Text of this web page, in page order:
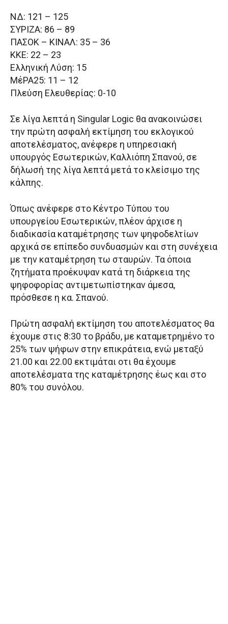
ΝΔ: 121 – 125
ΣΥΡΙΖΑ: 86 – 89
ΠΑΣΟΚ – ΚΙΝΑΛ: 35 – 36
ΚΚΕ: 22 – 23
Ελληνική Λύση: 15
ΜέΡΑ25: 11 – 12
Πλεύση Ελευθερίας: 0-10
Σε λίγα λεπτά η Singular Logic θα ανακοινώσει
την πρώτη ασφαλή εκτίμηση του εκλογικού
αποτελέσματος, ανέφερε η υπηρεσιακή
υπουργός Εσωτερικών, Καλλιόπη Σπανού, σε
δήλωσή της λίγα λεπτά μετά το κλείσιμο της
κάλπης.
Όπως ανέφερε στο Κέντρο Τύπου του
υπουργείου Εσωτερικών, πλέον άρχισε η
διαδικασία καταμέτρησης των ψηφοδελτίων
αρχικά σε επίπεδο συνδυασμών και στη συνέχεια
με την καταμέτρηση τω σταυρών. Τα όποια
ζητήματα προέκυψαν κατά τη διάρκεια της
ψηφοφορίας αντιμετωπίστηκαν άμεσα,
πρόσθεσε η κα. Σπανού.
Πρώτη ασφαλή εκτίμηση του αποτελέσματος θα
έχουμε στις 8:30 το βράδυ, με καταμετρημένο το
25% των ψήφων στην επικράτεια, ενώ μεταξύ
21.00 και 22.00 εκτιμάται οτι θα έχουμε
αποτελέσματα της καταμέτρησης έως και στο
80% του συνόλου.